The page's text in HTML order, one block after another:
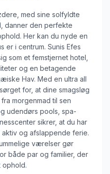
med sine solfyldte
danner den perfekte
Her kan du nyde en
er i centrum. Sunis Efes
som et femstjernet hotel,
og en betagende
Hav. Med en ultra all
for, at dine smagsløg
morgenmad til sen
udendørs pools, spa-
sikrer, at du har
og afslappende ferie.
værelser gør
både par og familier, der
ophold.